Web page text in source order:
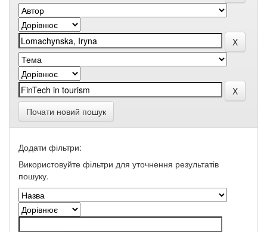
Почати новий пошук
Додати фільтри:
Використовуйте фільтри для уточнення результатів
пошуку.